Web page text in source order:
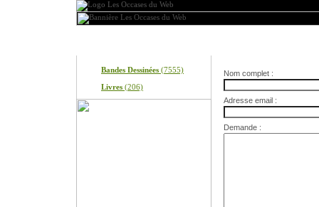
Bandes Dessinées (7555)
Livres (206)
Nom complet :
Adresse email :
Demande :